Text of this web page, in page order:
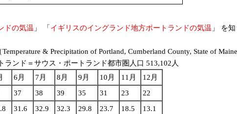
ドの気温 」 「 イギリスのイングランド地方ポートランドの気温 」 を
Temperature & Precipitation of Portland, Cumberland County, State of
ンド＝サウス・ポートランド都市圏人口 513,102人
6月 7月 8月 9月 10月 11月
12月
37 38 39 35 31 23
22
31.6 32.9 32.3 29.8 23.7 18.5
13.1